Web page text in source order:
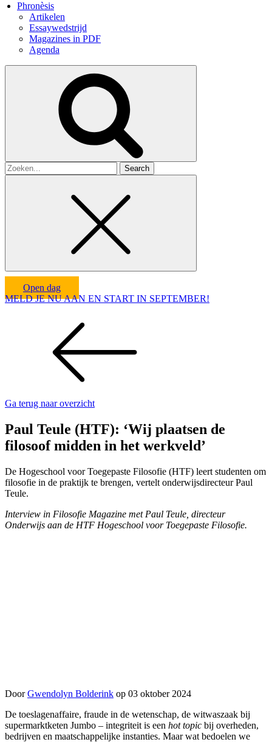
Phronèsis
Artikelen
Essaywedstrijd
Magazines in PDF
Agenda
Search
for
Open dag
MELD JE NU AAN EN START IN SEPTEMBER!
Ga terug naar overzicht
Paul Teule (HTF): ‘Wij plaatsen de
filosoof midden in het werkveld’
De Hogeschool voor Toegepaste Filosofie (HTF) leert studenten om
filosofie in de praktijk te brengen, vertelt onderwijsdirecteur Paul
Teule.
Interview in Filosofie Magazine met Paul Teule, directeur
Onderwijs aan de HTF Hogeschool voor Toegepaste Filosofie.
DoorGwendolyn Bolderink op 03 oktober 2024
De toeslagenaffaire, fraude in de wetenschap, de witwaszaak bij
supermarktketen Jumbo – integriteit is een hot topic bij overheden,
bedrijven en maatschappelijke instanties. Maar wat bedoelen we